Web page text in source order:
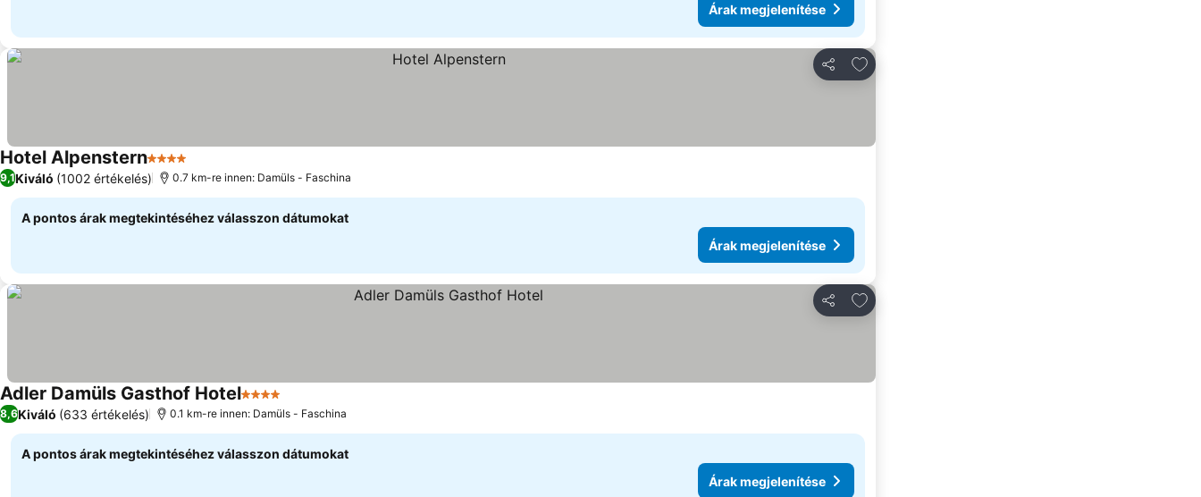
Árak megjelenítése
Megosztás
Hozzáadás a kedvencekhez
Hotel Alpenstern4 Kategória
9,1Kiváló (1002 értékelés) 0.7 km-re innen: Damüls - Faschina
A pontos árak megtekintéséhez válasszon dátumokat
Árak megjelenítése
Megosztás
Hozzáadás a kedvencekhez
Adler Damüls Gasthof Hotel4 Kategória
8,6Kiváló (633 értékelés) 0.1 km-re innen: Damüls - Faschina
A pontos árak megtekintéséhez válasszon dátumokat
Árak megjelenítése